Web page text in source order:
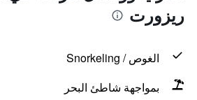
ريزورت
الغوص / Snorkeling
بمواجهة شاطئ البحر